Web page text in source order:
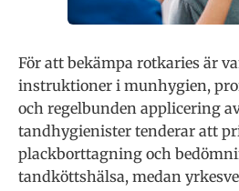
För att bekämpa rotkaries är
instruktioner i munhygien,
och regelbunden applicering
tandhygienister tenderar att
plackborttagning och
tandköttshälsa, medan